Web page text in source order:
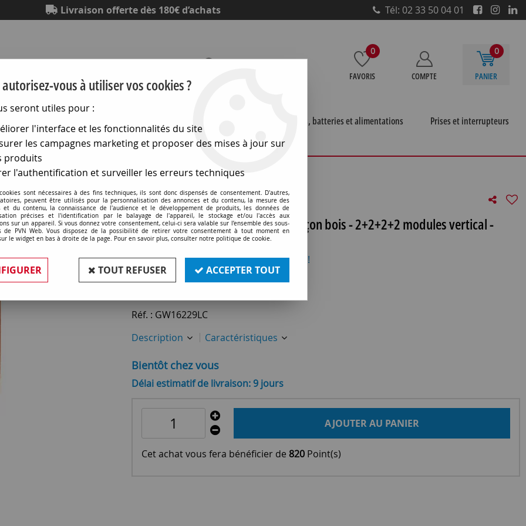
Livraison offerte dès 180€ d’achats Tél: 02 33 50 04 01
0
FAVORIS COMPTE
0
PANIER
Piles, batteries et alimentations
Prises et interrupteurs
Chorus>Plaques Lux>Plaque lux - en technopolymère façon bois - 2+2+2+2 modules vertical - cerisier -
Plaque lux - en technopolymère façon bois - 2+2+2+2 modules vertical -
cerisier - chorus (GW16229LC)
Soyez le premier à donner votre avis !
82,80 €TTC
Réf. : GW16229LC
Description
Caractéristiques
Bientôt chez vous
Délai estimatif de livraison: 9 jours
AJOUTER AU PANIER
Cet achat vous fera bénéficier de 820 Point(s)
vous à utiliser vos cookies ?
seront utiles pour :
l'interface et les fonctionnalités du site
les campagnes marketing et proposer des mises à jour sur
produits
l'authentification et surveiller les erreurs techniques
sont nécessaires à des fins techniques, ils sont donc dispensés de consentement. D'autres,
peuvent être utilisés pour la personnalisation des annonces et du contenu, la mesure des
et du contenu, la connaissance de l'audience et le développement de produits, les données de
précises et l'identification par le balayage de l'appareil, le stockage et/ou l'accès aux
sur un appareil. Si vous donnez votre consentement, celui-ci sera valable sur l’ensemble des sous-
de PVN Web. Vous disposez de la possibilité de retirer votre consentement à tout moment en
le widget en bas à droite de la page. Pour en savoir plus, consulter notre politique de cookie.
TOUT REFUSER ACCEPTER TOUT